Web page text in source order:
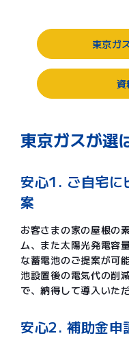
東京ガ
資
東京ガスが選
安心1. ご自宅に
案
お客さまの家の屋根の
ム、また太陽光発電容
な蓄電池のご提案が可
池設置後の電気代の削
で、納得して導入いた
安心2. 補助金申